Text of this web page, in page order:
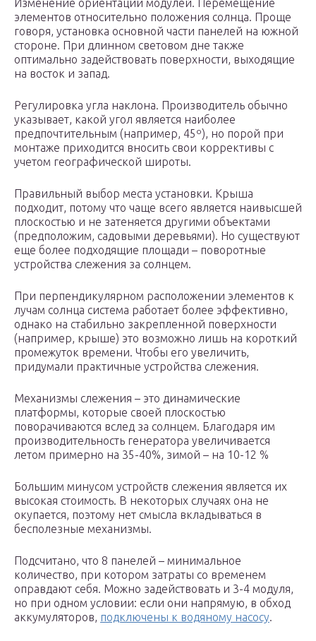
Изменение ориентации модулей. Перемещение
элементов относительно положения солнца. Проще
говоря, установка основной части панелей на южной
стороне. При длинном световом дне также
оптимально задействовать поверхности, выходящие
на восток и запад.
Регулировка угла наклона. Производитель обычно
указывает, какой угол является наиболее
предпочтительным (например, 45º), но порой при
монтаже приходится вносить свои коррективы с
учетом географической широты.
Правильный выбор места установки. Крыша
подходит, потому что чаще всего является наивысшей
плоскостью и не затеняется другими объектами
(предположим, садовыми деревьями). Но существуют
еще более подходящие площади – поворотные
устройства слежения за солнцем.
При перпендикулярном расположении элементов к
лучам солнца система работает более эффективно,
однако на стабильно закрепленной поверхности
(например, крыше) это возможно лишь на короткий
промежуток времени. Чтобы его увеличить,
придумали практичные устройства слежения.
Механизмы слежения – это динамические
платформы, которые своей плоскостью
поворачиваются вслед за солнцем. Благодаря им
производительность генератора увеличивается
летом примерно на 35-40%, зимой – на 10-12 %
Большим минусом устройств слежения является их
высокая стоимость. В некоторых случаях она не
окупается, поэтому нет смысла вкладываться в
бесполезные механизмы.
Подсчитано, что 8 панелей – минимальное
количество, при котором затраты со временем
оправдают себя. Можно задействовать и 3-4 модуля,
но при одном условии: если они напрямую, в обход
аккумуляторов, подключены к водяному насосу.